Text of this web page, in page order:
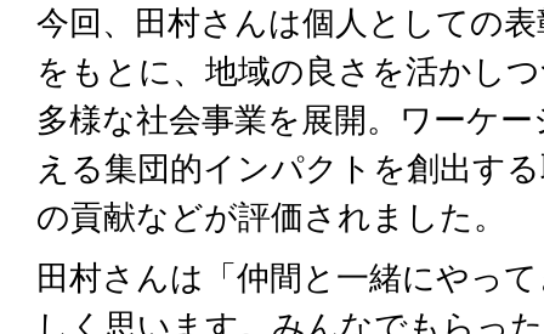
今回、田村さんは個人としての
をもとに、地域の良さを活かし
多様な社会事業を展開。ワーケ
える集団的インパクトを創出す
の貢献などが評価されました。
田村さんは「仲間と一緒にやっ